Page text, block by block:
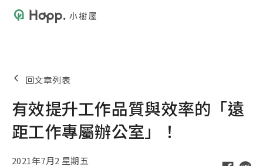
回文章列表
有效提升工作品質與效率的「遠
距工作專屬辦公室」！
2021年7月2 星期五